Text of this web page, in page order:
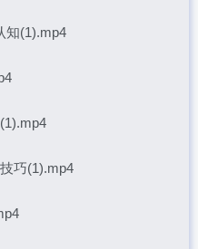
知(1).mp4
巧(1).mp4